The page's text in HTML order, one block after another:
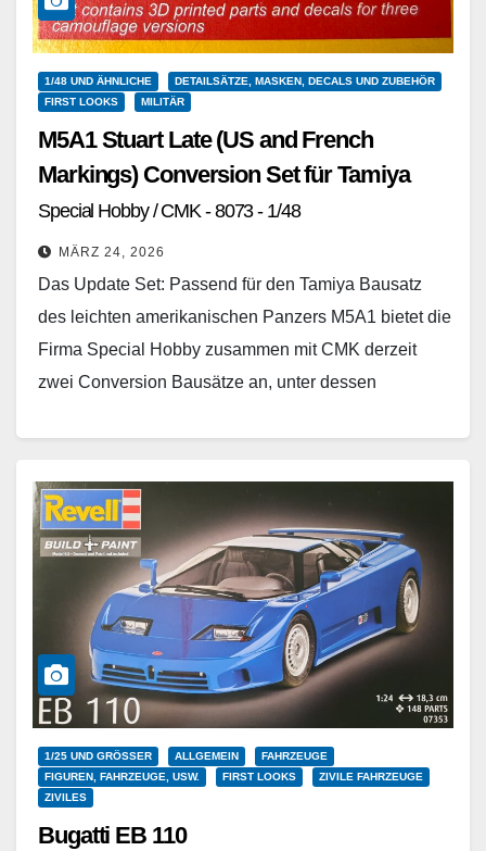
1/48 UND ÄHNLICHE
DETAILSÄTZE, MASKEN, DECALS UND ZUBEHÖR
FIRST LOOKS
MILITÄR
M5A1 Stuart Late (US and French
Markings) Conversion Set für Tamiya
Special Hobby / CMK - 8073 - 1/48
MÄRZ 24, 2026
Das Update Set: Passend für den Tamiya Bausatz
des leichten amerikanischen Panzers M5A1 bietet die
Firma Special Hobby zusammen mit CMK derzeit
zwei Conversion Bausätze an, unter dessen
1/25 UND GRÖSSER ALLGEMEIN
FAHRZEUGE
FIGUREN, FAHRZEUGE, USW.
FIRST LOOKS
ZIVILE FAHRZEUGE
ZIVILES
Bugatti EB 110